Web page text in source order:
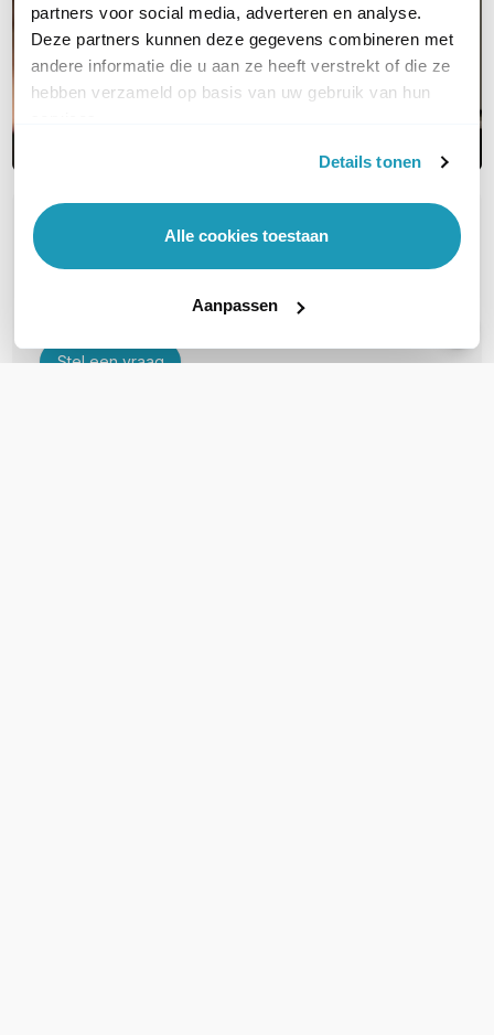
partners voor social media, adverteren en analyse.
Deze partners kunnen deze gegevens combineren met
andere informatie die u aan ze heeft verstrekt of die ze
hebben verzameld op basis van uw gebruik van hun
Details tonen
Alle cookies toestaan
Aanpassen
OVER DIT PRODUCT
Veelgestelde vragen
Geen vragen gevonden
Stel een vraag